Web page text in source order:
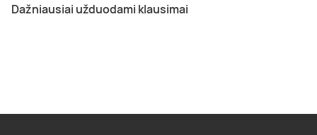
Dažniausiai užduodami klausimai